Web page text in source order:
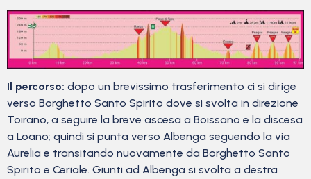
Il percorso: dopo un brevissimo trasferimento ci si dirige
verso Borghetto Santo Spirito dove si svolta in direzione
Toirano, a seguire la breve ascesa a Boissano e la discesa
a Loano; quindi si punta verso Albenga seguendo la via
Aurelia e transitando nuovamente da Borghetto Santo
Spirito e Ceriale. Giunti ad Albenga si svolta a destra